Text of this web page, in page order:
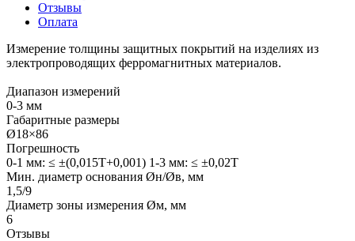
Отзывы
Оплата
Измерение толщины защитных покрытий на изделиях из
электропроводящих ферромагнитных материалов.
Диапазон измерений
0-3 мм
Габаритные размеры
Ø18×86
Погрешность
0-1 мм: ≤ ±(0,015T+0,001) 1-3 мм: ≤ ±0,02T
Мин. диаметр основания Øн/Øв, мм
1,5/9
Диаметр зоны измерения Øм, мм
6
Отзывы